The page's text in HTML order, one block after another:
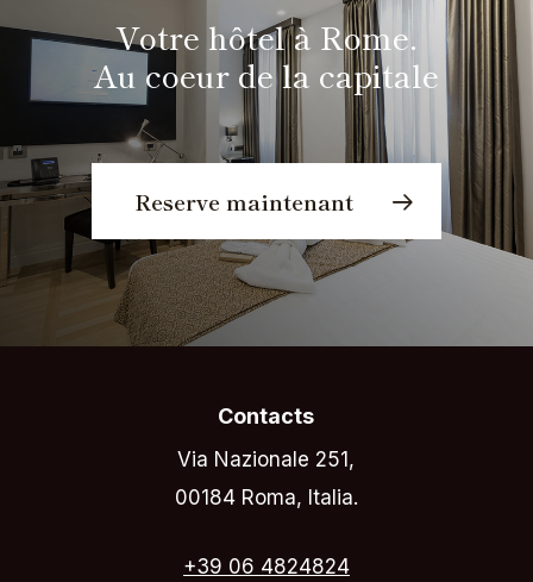
Votre hôtel à Rome.
Au coeur de la capitale
Reserve maintenant
Contacts
Via Nazionale 251,
00184 Roma, Italia.
+39 06 4824824